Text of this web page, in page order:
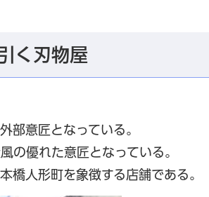
く刃物屋
部意匠となっている。
の優れた意匠となっている。
橋人形町を象徴する店舗である。